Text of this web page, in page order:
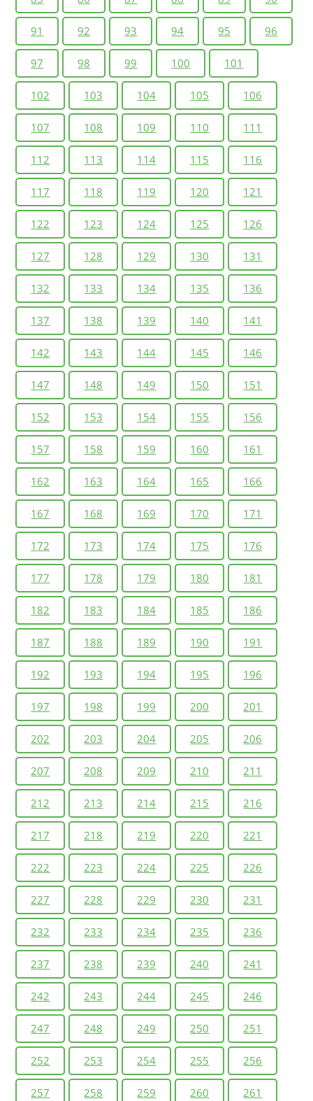
91 92 93 94 95 96
97 98 99 100 101
102 103 104 105 106
107 108 109 110 111
112 113 114 115 116
117 118 119 120 121
122 123 124 125 126
127 128 129 130 131
132 133 134 135 136
137 138 139 140 141
142 143 144 145 146
147 148 149 150 151
152 153 154 155 156
157 158 159 160 161
162 163 164 165 166
167 168 169 170 171
172 173 174 175 176
177 178 179 180 181
182 183 184 185 186
187 188 189 190 191
192 193 194 195 196
197 198 199 200 201
202 203 204 205 206
207 208 209 210 211
212 213 214 215 216
217 218 219 220 221
222 223 224 225 226
227 228 229 230 231
232 233 234 235 236
237 238 239 240 241
242 243 244 245 246
247 248 249 250 251
252 253 254 255 256
257 258 259 260 261